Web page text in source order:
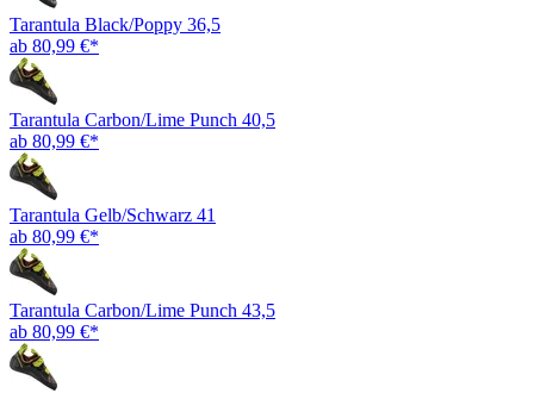
Tarantula Black/Poppy 36,5
ab 80,99 €*
Tarantula Carbon/Lime Punch 40,5
ab 80,99 €*
Tarantula Gelb/Schwarz 41
ab 80,99 €*
Tarantula Carbon/Lime Punch 43,5
ab 80,99 €*